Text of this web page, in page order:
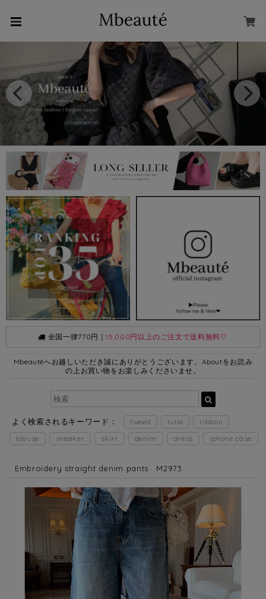
全国一律770円｜15,000円以上のご注文で送料無料🤍
Mbeautéへお越しいただき誠にありがとうございます。Aboutをお読み
の上お買い物をお楽しみくださいませ。
よく検索されるキーワード： tweed tulle
ribbon
blouse
sneaker skirt denim dress iphone case
Embroidery straight denim pants M2973